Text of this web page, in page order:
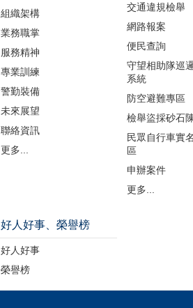
組織架構
業務職掌
服務精神
專業訓練
警勤裝備
未來展望
聯絡資訊
更多...
交通違規檢舉
網路報案
便民查詢
守望相助隊巡
系統
防空避難專區
檢舉盜採砂石
民眾自行車實
區
申辦案件
更多...
好人好事、榮譽榜
好人好事
榮譽榜